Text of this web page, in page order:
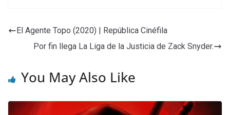
El Agente Topo (2020) | República Cinéfila
Por fin llega La Liga de la Justicia de Zack Snyder.
You May Also Like